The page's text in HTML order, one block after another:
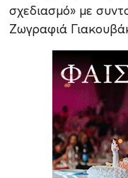
σχεδιασμό» με
Ζωγραφιά